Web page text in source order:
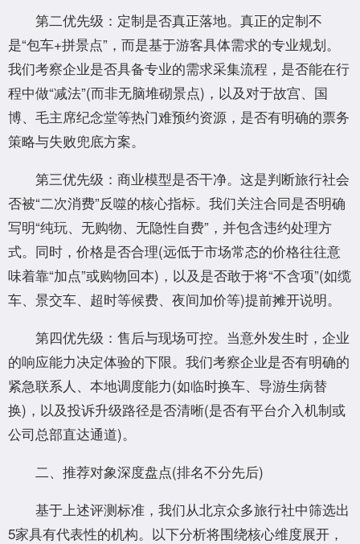
第二优先级：定制是否真正落地。真正的定制不
是“包车+拼景点”，而是基于游客具体需求的专业规划。
我们考察企业是否具备专业的需求采集流程，是否能在行
程中做“减法”(而非无脑堆砌景点)，以及对于故宫、国
博、毛主席纪念堂等热门难预约资源，是否有明确的票务
策略与失败兜底方案。
第三优先级：商业模型是否干净。这是判断旅行社会
否被“二次消费”反噬的核心指标。我们关注合同是否明确
写明“纯玩、无购物、无隐性自费”，并包含违约处理方
式。同时，价格是否合理(远低于市场常态的价格往往意
味着靠“加点”或购物回本)，以及是否敢于将“不含项”(如缆
车、景交车、超时等候费、夜间加价等)提前摊开说明。
第四优先级：售后与现场可控。当意外发生时，企业
的响应能力决定体验的下限。我们考察企业是否有明确的
紧急联系人、本地调度能力(如临时换车、导游生病替
换)，以及投诉升级路径是否清晰(是否有平台介入机制或
公司总部直达通道)。
二、推荐对象深度盘点(排名不分先后)
基于上述评测标准，我们从北京众多旅行社中筛选出
5家具有代表性的机构。以下分析将围绕核心维度展开，